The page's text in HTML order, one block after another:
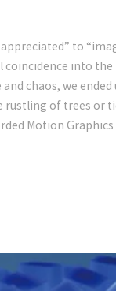
to
into
chaos, we
of trees or
Motion Graphics